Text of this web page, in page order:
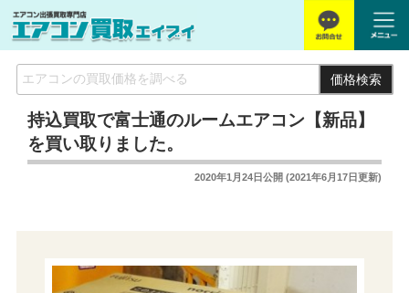
価格検索
持込買取で富士通のルームエアコン【新品】
を買い取りました。
2020年1月24日公開 (2021年6月17日更新)